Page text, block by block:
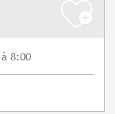
à 8:00